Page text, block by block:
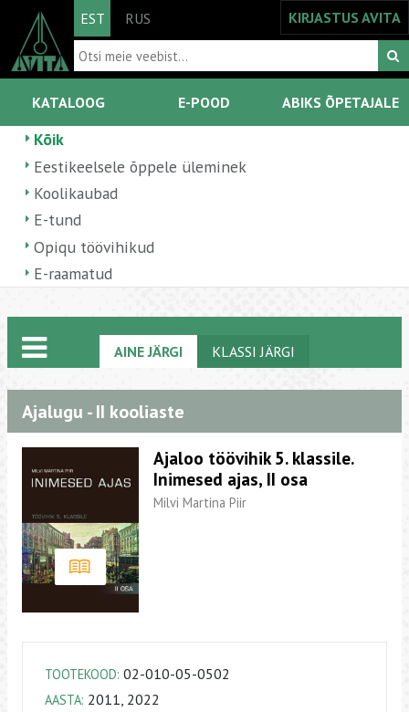
EST RUS KIRJASTUS AVITA
KATALOOG E-POOD ABIKS ÕPETAJALE
Kõik
Eestikeelsele õppele üleminek
Koolikaubad
E-tund
Opiqu töövihikud
E-raamatud
AINE JÄRGI KLASSI JÄRGI
Ajalugu - II kooliaste
Ajaloo töövihik 5. klassile.
Inimesed ajas, II osa
Milvi Martina Piir
TOOTEKOOD: 02-010-05-0502
AASTA: 2011, 2022